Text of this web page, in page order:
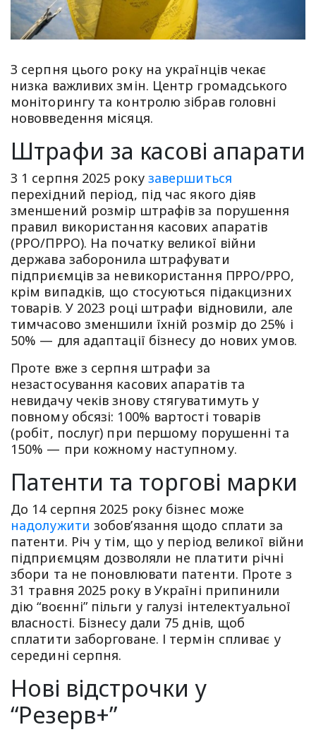
З серпня цього року на українців чекає
низка важливих змін. Центр громадського
моніторингу та контролю зібрав головні
нововведення місяця.
Штрафи за касові апарати
З 1 серпня 2025 року завершиться
перехідний період, під час якого діяв
зменшений розмір штрафів за порушення
правил використання касових апаратів
(РРО/ПРРО). На початку великої війни
держава заборонила штрафувати
підприємців за невикористання ПРРО/РРО,
крім випадків, що стосуються підакцизних
товарів. У 2023 році штрафи відновили, але
тимчасово зменшили їхній розмір до 25% і
50% — для адаптації бізнесу до нових умов.
Проте вже з серпня штрафи за
незастосування касових апаратів та
невидачу чеків знову стягуватимуть у
повному обсязі: 100% вартості товарів
(робіт, послуг) при першому порушенні та
150% — при кожному наступному.
Патенти та торгові марки
До 14 серпня 2025 року бізнес може
надолужити зобов’язання щодо сплати за
патенти. Річ у тім, що у період великої війни
підприємцям дозволяли не платити річні
збори та не поновлювати патенти. Проте з
31 травня 2025 року в Україні припинили
дію “воєнні” пільги у галузі інтелектуальної
власності. Бізнесу дали 75 днів, щоб
сплатити заборговане. І термін спливає у
середині серпня.
Нові відстрочки у
“Резерв+”